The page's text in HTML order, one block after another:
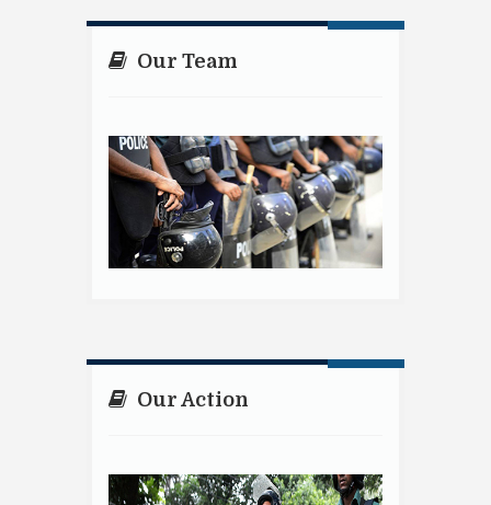
Our Team
Our Action